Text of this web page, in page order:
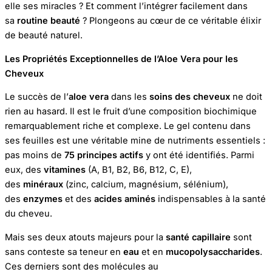
elle ses miracles ? Et comment l’intégrer facilement dans
sa routine beauté ? Plongeons au cœur de ce véritable élixir
de beauté naturel.
Les Propriétés Exceptionnelles de l’Aloe Vera pour les
Cheveux
Le succès de l’aloe vera dans les soins des cheveux ne doit
rien au hasard. Il est le fruit d’une composition biochimique
remarquablement riche et complexe. Le gel contenu dans
ses feuilles est une véritable mine de nutriments essentiels :
pas moins de 75 principes actifs y ont été identifiés. Parmi
eux, des vitamines (A, B1, B2, B6, B12, C, E),
des minéraux (zinc, calcium, magnésium, sélénium),
des enzymes et des acides aminés indispensables à la santé
du cheveu.
Mais ses deux atouts majeurs pour la santé capillaire sont
sans conteste sa teneur en eau et en mucopolysaccharides.
Ces derniers sont des molécules au